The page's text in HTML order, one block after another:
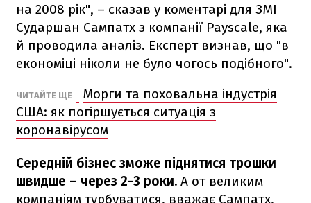
на 2008 рік", – сказав у коментарі для ЗМІ
Сударшан Сампатх з компанії Payscale, яка
й проводила аналіз. Експерт визнав, що "в
економіці ніколи не було чогось подібного".
ЧИТАЙТЕ ЩЕ
Морги та поховальна індустрія
США: як погіршується ситуація з
коронавірусом
Середній бізнес зможе піднятися трошки
швидше – через 2-3 роки. А от великим
компаніям турбуватися, вважає Сампатх,